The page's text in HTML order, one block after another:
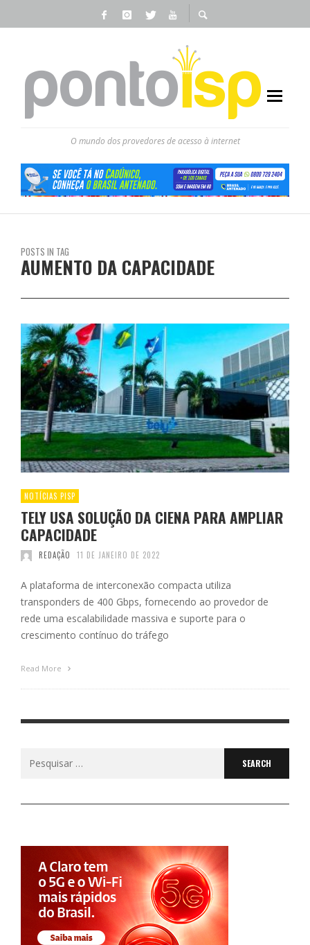
O mundo dos provedores de acesso à internet
POSTS IN TAG
AUMENTO DA CAPACIDADE
NOTÍCIAS PISP
TELY USA SOLUÇÃO DA CIENA PARA AMPLIAR
CAPACIDADE
REDAÇÃO 11 DE JANEIRO DE 2022
A plataforma de interconexão compacta utiliza
transponders de 400 Gbps, fornecendo ao provedor de
rede uma escalabilidade massiva e suporte para o
crescimento contínuo do tráfego
Read More